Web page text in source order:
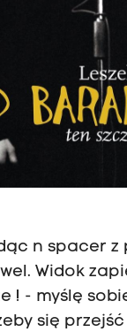
n spacer z
Widok
! - myślę
się